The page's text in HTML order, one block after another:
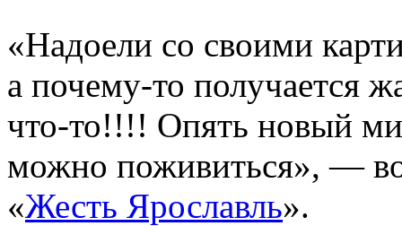
«Надоели со своими
а почему-то получается
что-то!!!! Опять новый
можно поживиться», —
«Жесть Ярославль».